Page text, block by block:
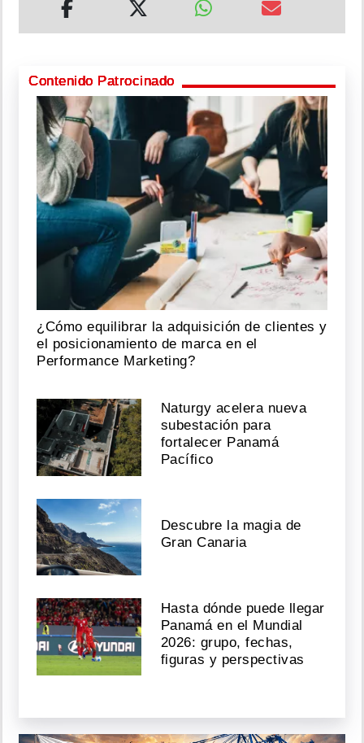
Contenido Patrocinado
¿Cómo equilibrar la adquisición de clientes y
el posicionamiento de marca en el
Performance Marketing?
Naturgy acelera nueva
subestación para
fortalecer Panamá
Pacífico
Descubre la magia de
Gran Canaria
Hasta dónde puede llegar
Panamá en el Mundial
2026: grupo, fechas,
figuras y perspectivas